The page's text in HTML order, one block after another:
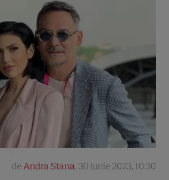
deAndra Stana, 30 iunie 2023, 10:30